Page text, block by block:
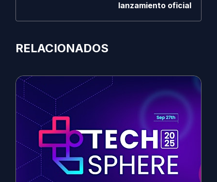
lanzamiento oficial
RELACIONADOS